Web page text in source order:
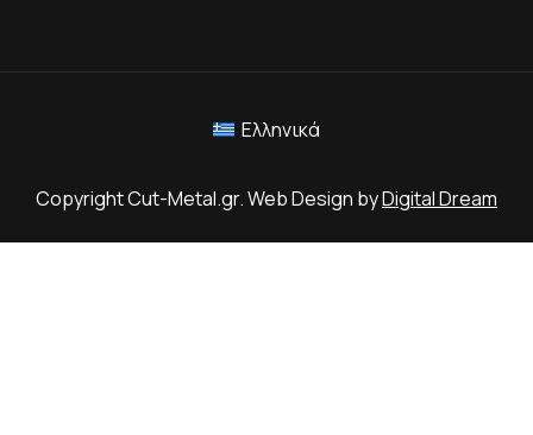
Ελληνικά
Copyright Cut-Metal.gr. Web Design byDigital Dream